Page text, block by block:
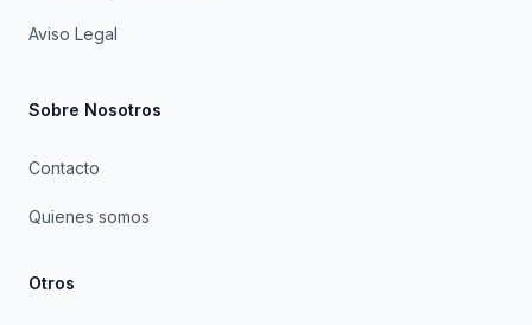
Aviso Legal
Sobre Nosotros
Contacto
Quienes somos
Otros